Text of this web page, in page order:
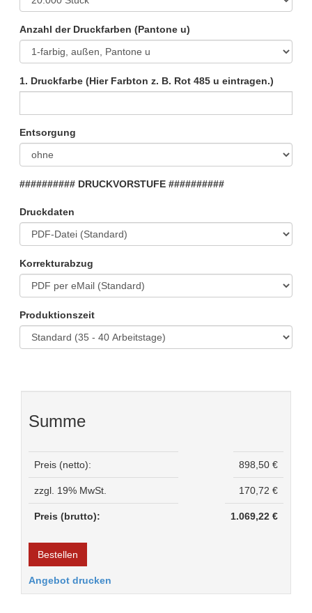
Anzahl der Druckfarben (Pantone u)
1. Druckfarbe (Hier Farbton z. B. Rot 485 u eintragen.)
Entsorgung
########## DRUCKVORSTUFE ##########
Druckdaten
Korrekturabzug
Produktionszeit
Summe
Preis (netto): 898,50 €
zzgl. 19% MwSt. 170,72 €
Preis (brutto): 1.069,22 €
Bestellen
Angebot drucken